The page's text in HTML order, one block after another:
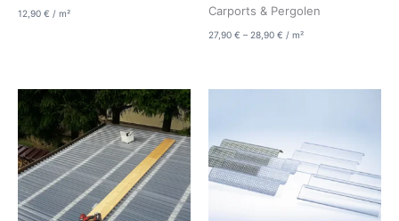
12,90 € / m²
Carports & Pergolen
27,90 € – 28,90 € / m²